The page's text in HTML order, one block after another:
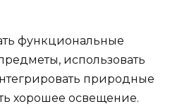
функциональные
использовать
природные
хорошее освещение.